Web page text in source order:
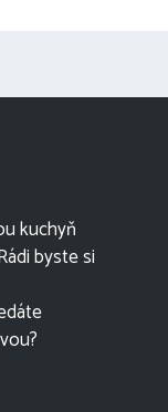
kuchyň
byste si